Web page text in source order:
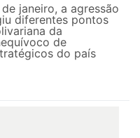
janeiro, a agressão
diferentes pontos
da
de
do país